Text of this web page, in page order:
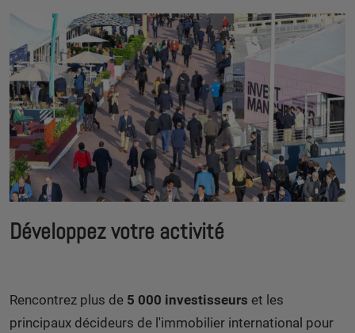
Développez votre activité
Rencontrez plus de 5 000 investisseurs et les
principaux décideurs de l'immobilier international pour